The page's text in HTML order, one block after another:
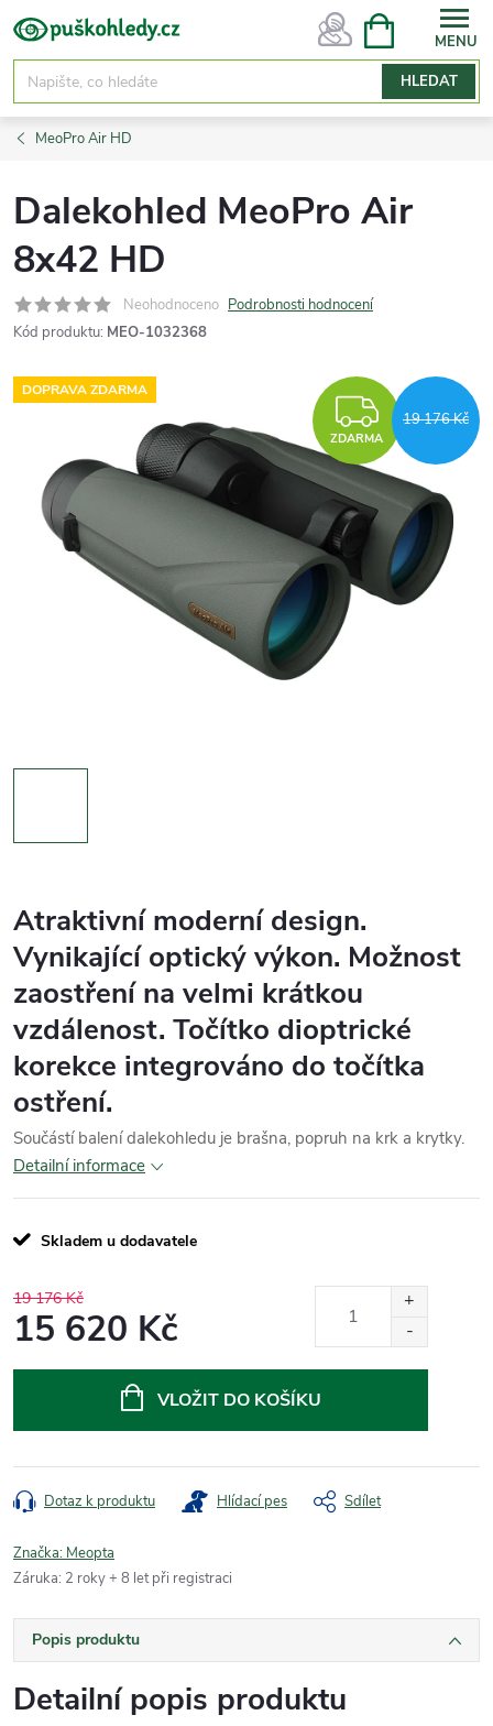
Přejít
na
obsah
HLEDAT
NÁKUPNÍ
MeoPro Air HD
Dalekohled MeoPro Air
8x42 HD
Neohodnoceno Podrobnosti hodnocení
Kód produktu: MEO-1032368
DOPRAVA ZDARMA
ZDARMA
19 176 Kč
Atraktivní moderní design.
Vynikající optický výkon. Možnost
zaostření na velmi krátkou
vzdálenost. Točítko dioptrické
korekce integrováno do točítka
ostření.
Součástí balení dalekohledu je brašna, popruh na krk a krytky.
Detailní informace
Skladem u dodavatele
19 176 Kč
15 620 Kč
VLOŽIT DO KOŠÍKU
Dotaz k produktu Hlídací pes Sdílet
Značka: Meopta
Záruka: 2 roky + 8 let při registraci
Popis produktu
Detailní popis produktu